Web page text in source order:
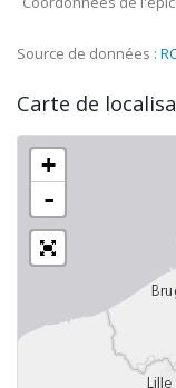
Source de données :
Carte de
+
-